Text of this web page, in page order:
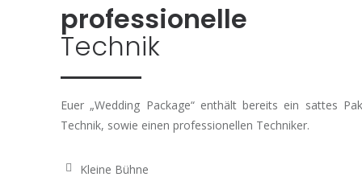
professionelle
Technik
Euer „Wedding Package“ enthält bereits ein sattes
Technik, sowie einen professionellen Techniker.
Kleine Bühne